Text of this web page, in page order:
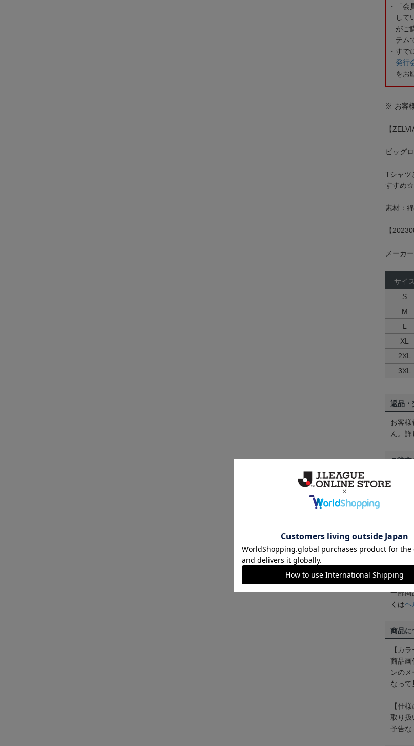
「
して
がご
テム
すで
発行
をお
※ お客
【
ビッグ
Tシャツ
すすめ☆
素材：
【
メーカ
サイ
S
M
L
XL
2XL
3XL
返品・
お客
ん。詳
ご注文
買い物
めに
3,980
はヘル
配送方
一部商
くはヘ
商品に
【カ
商品画
ンの
なって
【仕
取り扱
予告な